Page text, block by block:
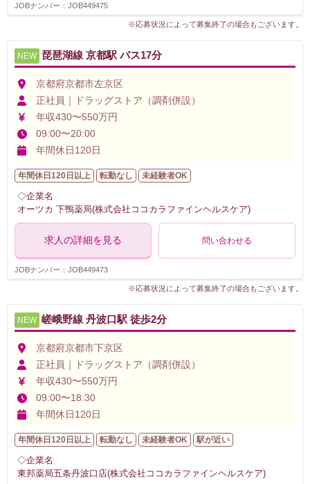
JOBナンバー：JOB449475
※応募状況によって募集終了の場合もございます。
NEW 琵琶湖線 京都駅 バス17分
京都府京都市左京区
正社員｜ドラッグストア（調剤併設）
年収430〜550万円
09:00〜20:00
年間休日120日
年間休日120日以上 転勤なし 未経験者OK
◇企業名
オーツカ 下鴨薬局(株式会社ココカラファインヘルスケア)
求人の詳細を見る 問い合わせる
JOBナンバー：JOB449473
※応募状況によって募集終了の場合もございます。
NEW 嵯峨野線 丹波口駅 徒歩2分
京都府京都市下京区
正社員｜ドラッグストア（調剤併設）
年収430〜550万円
09:00〜18:30
年間休日120日
年間休日120日以上 転勤なし 未経験者OK 駅が近い
◇企業名
東邦薬局五条丹波口店(株式会社ココカラファインヘルスケア)